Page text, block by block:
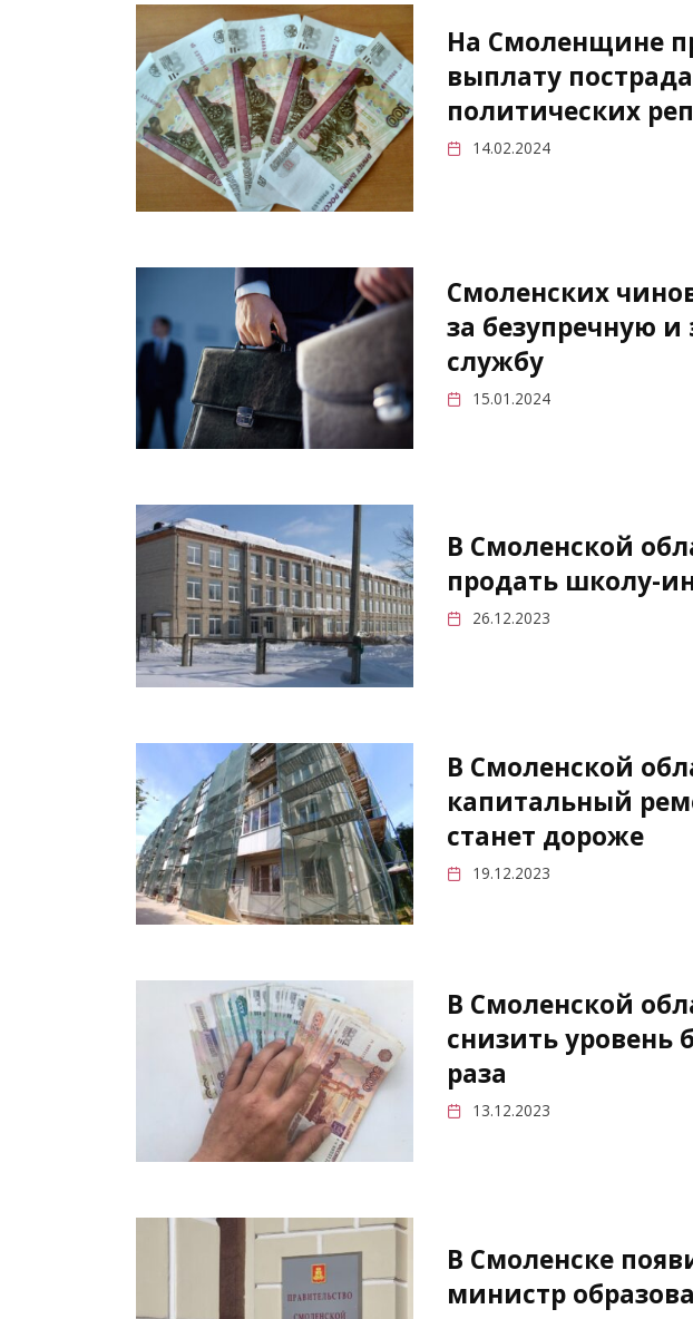
На Смоленщине
выплату
политических
14.02.2024
Смоленских
за безупречную
службу
15.01.2024
В Смоленской
продать школу-
26.12.2023
В Смоленской
капитальный
станет дороже
19.12.2023
В Смоленской
снизить уровень
раза
13.12.2023
В Смоленске
министр